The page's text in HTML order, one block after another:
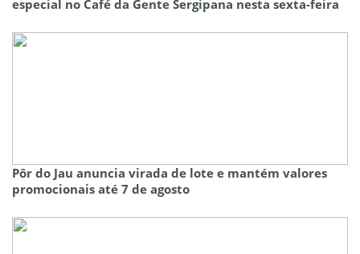
especial no Café da Gente Sergipana nesta sexta-feira
Pôr do Jau anuncia virada de lote e mantém valores
promocionais até 7 de agosto